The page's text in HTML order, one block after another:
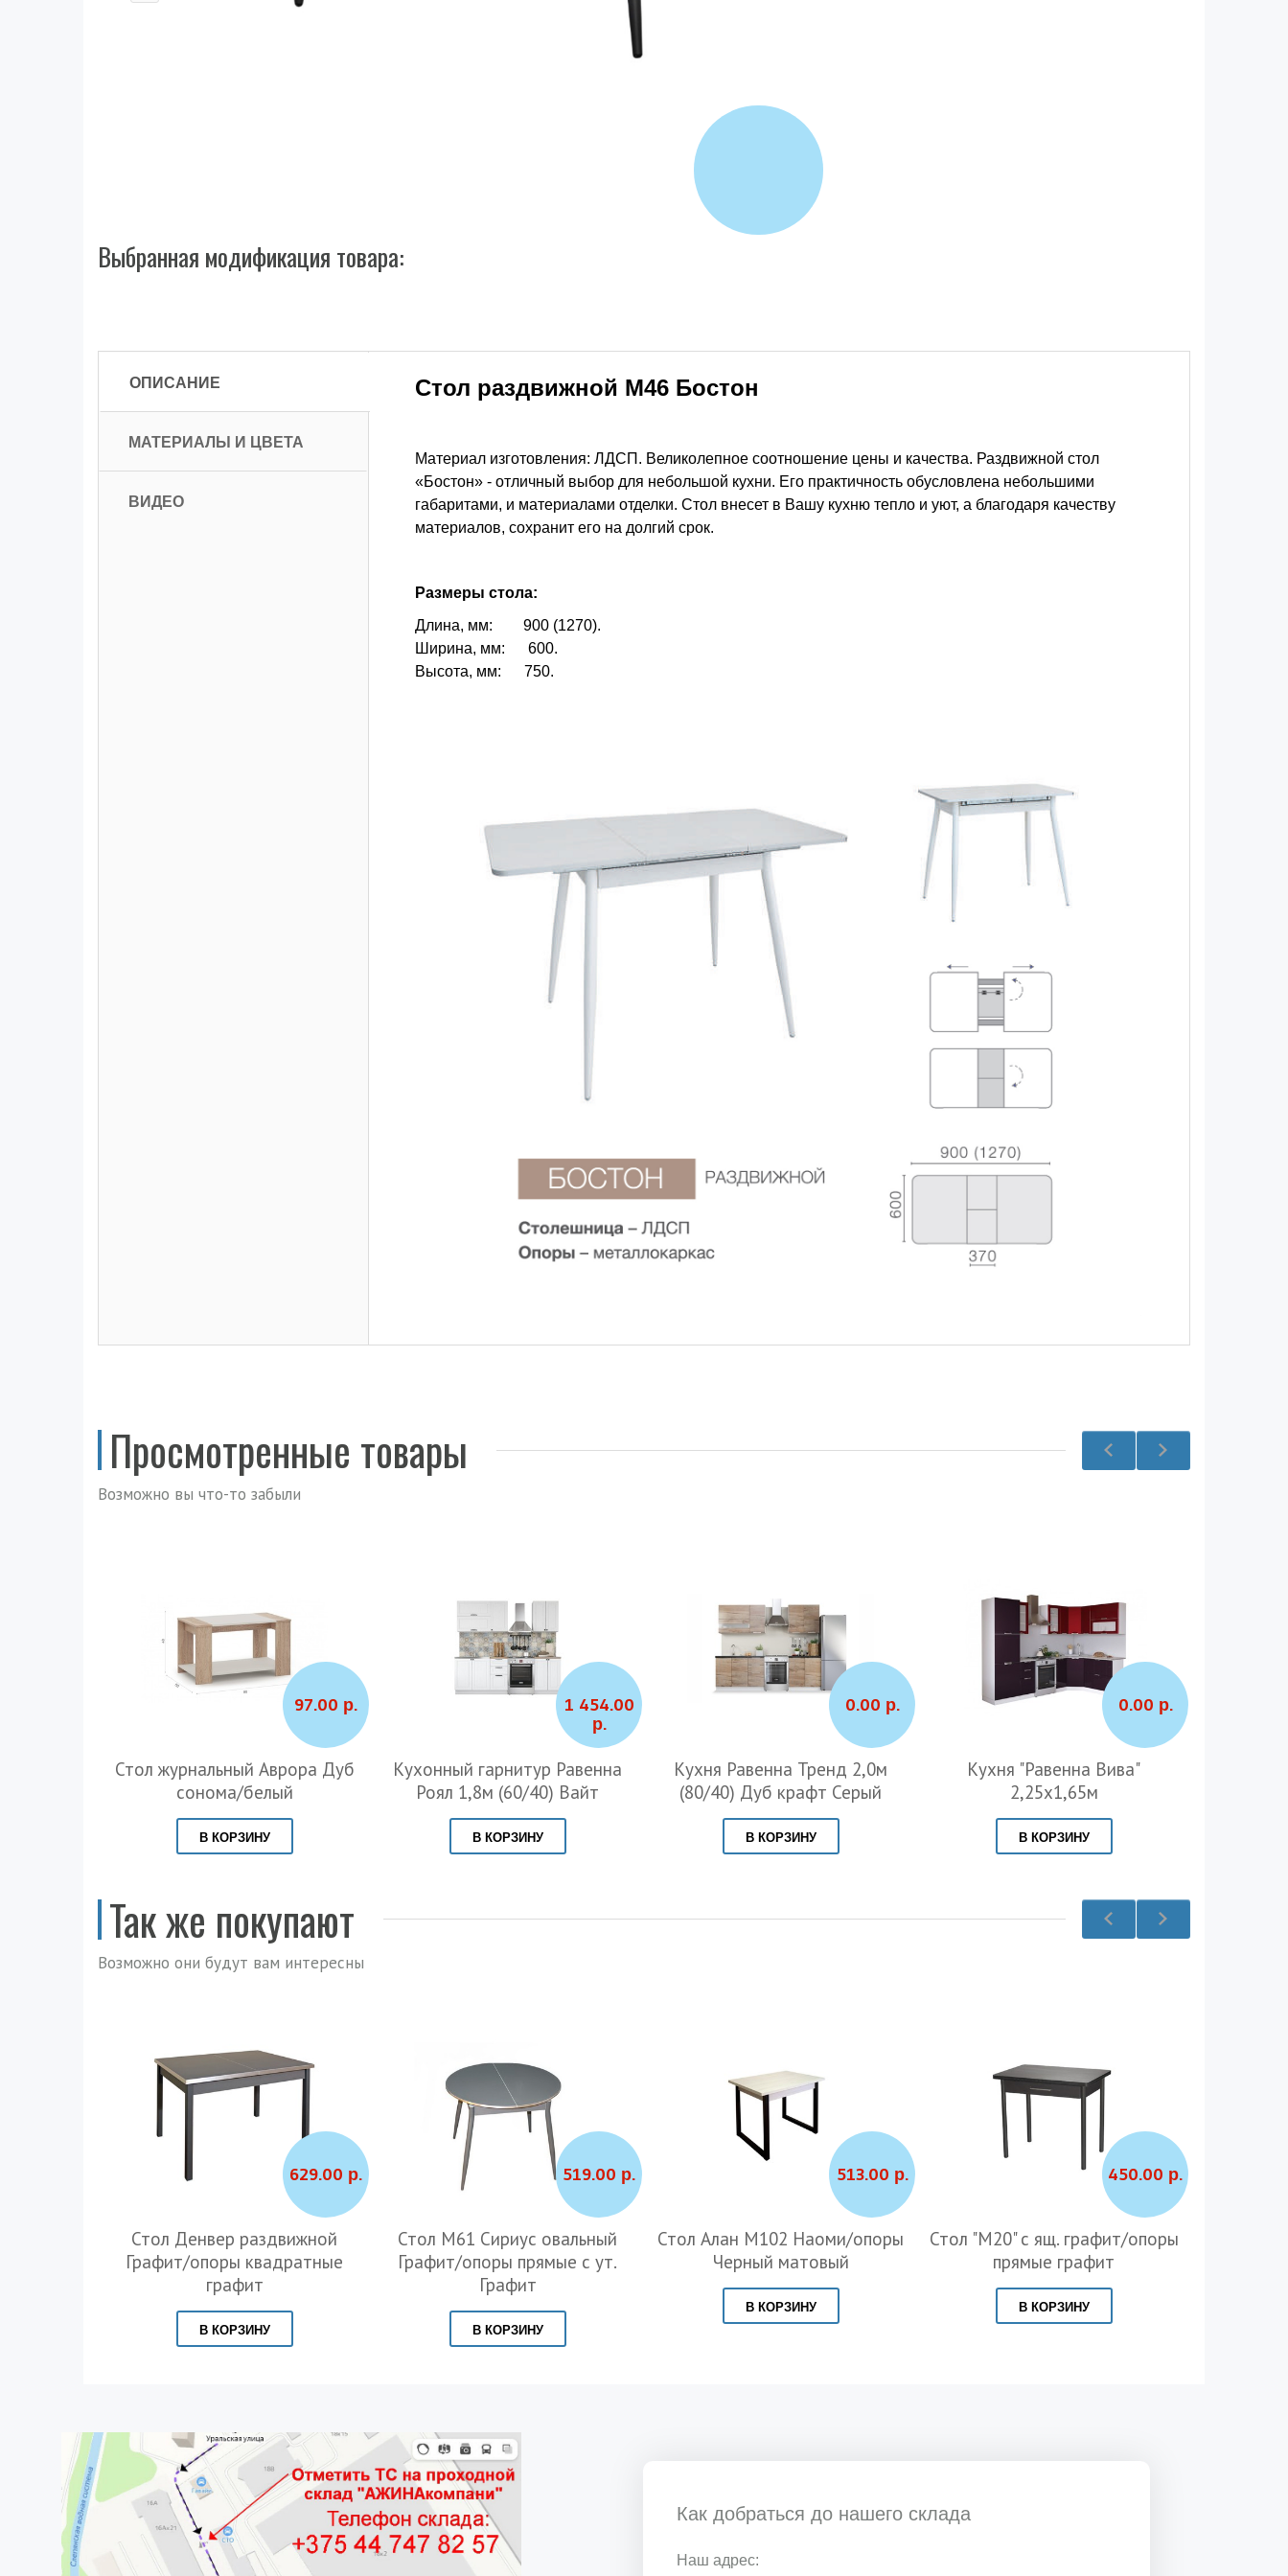
Выбранная модификация товара:
ОПИСАНИЕ
МАТЕРИАЛЫ И ЦВЕТА
ВИДЕО
Стол раздвижной М46 Бостон
Материал изготовления: ЛДСП. Великолепное соотношение цены и качества. Раздвижной стол
«Бостон» - отличный выбор для небольшой кухни. Его практичность обусловлена небольшими
габаритами, и материалами отделки. Стол внесет в Вашу кухню тепло и уют, а благодаря качеству
материалов, сохранит его на долгий срок.
Размеры стола:
Длина, мм: 900 (1270).
Ширина, мм: 600.
Высота, мм: 750.
Просмотренные товары
Возможно вы что-то забыли
97.00 р.
Стол журнальный Аврора Дуб
сонома/белый
В КОРЗИНУ
1 454.00
р.
Кухонный гарнитур Равенна
Роял 1,8м (60/40) Вайт
В КОРЗИНУ
0.00 р.
Кухня Равенна Тренд 2,0м
(80/40) Дуб крафт Серый
В КОРЗИНУ
0.00 р.
Кухня "Равенна Вива"
2,25х1,65м
В КОРЗИНУ
Так же покупают
Возможно они будут вам интересны
629.00 р.
Стол Денвер раздвижной
Графит/опоры квадратные
графит
В КОРЗИНУ
519.00 р.
Стол М61 Сириус овальный
Графит/опоры прямые с ут.
Графит
В КОРЗИНУ
513.00 р.
Стол Алан М102 Наоми/опоры
Черный матовый
В КОРЗИНУ
450.00 р.
Стол "М20" с ящ. графит/опоры
прямые графит
В КОРЗИНУ
Как добраться до нашего склада
Наш адрес: